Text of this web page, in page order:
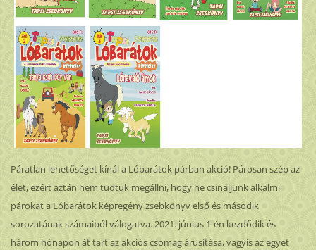
Páratlan lehetőséget kínál a Lóbarátok párban akció! Párosan szép az
élet, ezért aztán nem tudtuk megállni, hogy ne csináljunk alkalmi
párokat a Lóbarátok képregény zsebkönyv első és második
sorozatának számaiból válogatva. 2021. június 1-én kezdődik és
három hónapon át tart az akciós csomag árusítása, vagyis az egyet